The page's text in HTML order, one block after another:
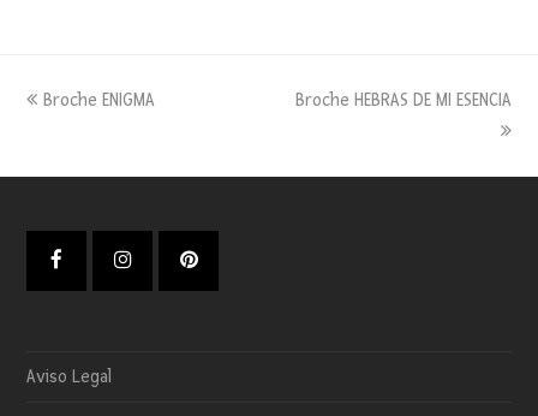
previous
Broche ENIGMA
next
Broche HEBRAS DE MI ESENCIA
FacebookInstagramPinterest
Aviso Legal